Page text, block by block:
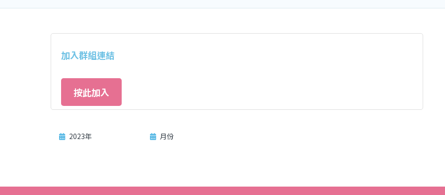
加入群組連結
按此加入
2023年 月份